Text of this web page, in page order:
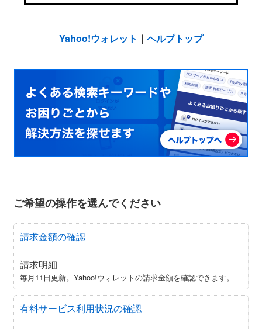
Yahoo!ウォレット ｜ ヘルプトップ
ご希望の操作を選んでください
請求金額の確認
請求明細
毎月11日更新。Yahoo!ウォレットの請求金額を確認できます。
有料サービス利用状況の確認